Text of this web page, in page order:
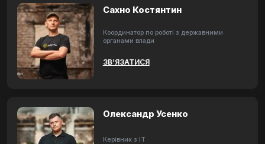
Сахно Костянтин
Координатор по роботі з державними
органами влади
ЗВ’ЯЗАТИСЯ
Олександр Усенко
Керівник з ІТ